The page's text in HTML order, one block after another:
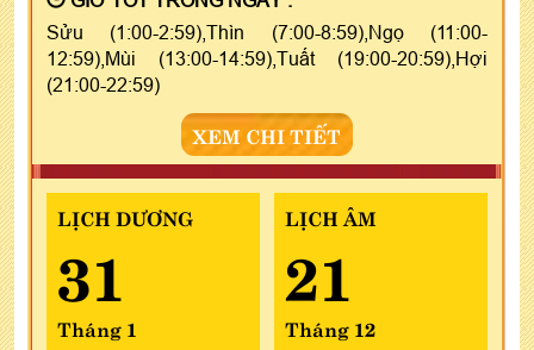
Sửu (1:00-2:59),Thìn (7:00-8:59),Ngọ (11:00-
12:59),Mùi (13:00-14:59),Tuất (19:00-20:59),Hợi
(21:00-22:59)
XEM CHI TIẾT
LỊCH DƯƠNG
31
Tháng 1
LỊCH ÂM
21
Tháng 12